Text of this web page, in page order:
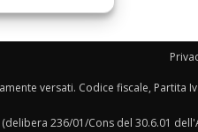
versati. Codice fiscale, Partita
236/01/Cons del 30.6.01